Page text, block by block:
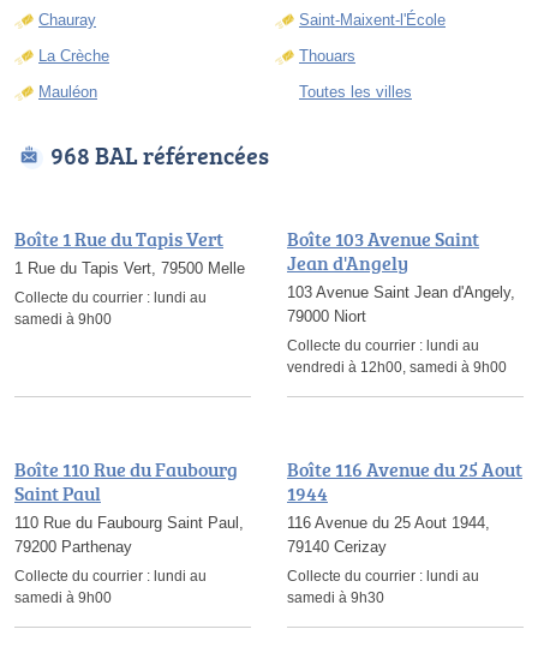
Chauray
La Crèche
Mauléon
Saint-Maixent-l'École
Thouars
Toutes les villes
968 BAL référencées
Boîte 1 Rue du Tapis Vert
1 Rue du Tapis Vert, 79500 Melle
Collecte du courrier : lundi au
samedi à 9h00
Boîte 103 Avenue Saint
Jean d'Angely
103 Avenue Saint Jean d'Angely,
79000 Niort
Collecte du courrier : lundi au
vendredi à 12h00, samedi à 9h00
Boîte 110 Rue du Faubourg
Saint Paul
110 Rue du Faubourg Saint Paul,
79200 Parthenay
Collecte du courrier : lundi au
samedi à 9h00
Boîte 116 Avenue du 25 Aout
1944
116 Avenue du 25 Aout 1944,
79140 Cerizay
Collecte du courrier : lundi au
samedi à 9h30